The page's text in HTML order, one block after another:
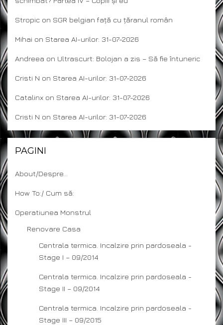
Stropic on SGR belgian față cu țăranul român
Mihai on Starea AI-urilor: 31-07-2026
Andreea on Ultrascurt: Bolojan a zis – Să fie întuneric
Cristi N on Starea AI-urilor: 31-07-2026
Catalinx on Starea AI-urilor: 31-07-2026
Cristi N on Starea AI-urilor: 31-07-2026
PAGINI
About/Despre…
How To:/ Cum să:
Operatiunea Monstrul
Renovare Casa
Centrala termica. Incalzire prin pardoseala -
Stage I – 09/2014
Centrala termica. Incalzire prin pardoseala -
Stage II – 09/2014
Centrala termica. Incalzire prin pardoseala -
Stage III – 09/2015